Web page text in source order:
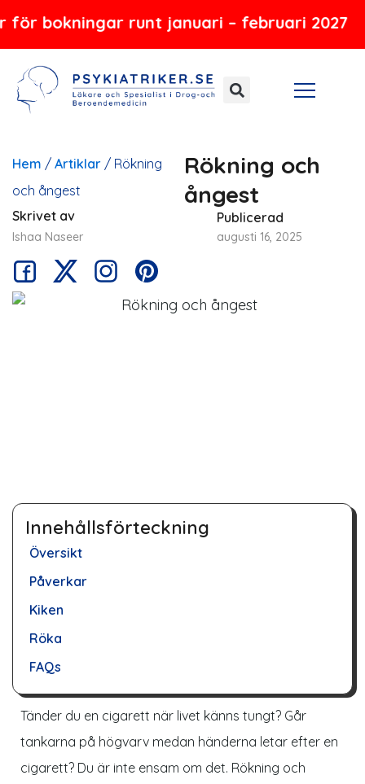
runt januari – februari 2027
Hoppa
innehåll
Hem / Artiklar / Rökning
och ångest
Rökning och
ångest
Skrivet av
Ishaa Naseer
Publicerad
augusti 16, 2025
Innehållsförteckning
Översikt
Påverkar
Kiken
Röka
FAQs
Tänder du en cigarett när livet känns tungt? Går
tankarna på högvarv medan händerna letar efter en
cigarett? Du är inte ensam om det. Rökning och